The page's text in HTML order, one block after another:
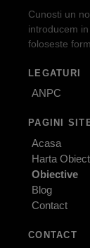
Cunosti un
introducem
foloseste
LEGATURI
ANPC
PAGINI
Acasa
Harta
Obiective
Blog
Contact
CONTACT